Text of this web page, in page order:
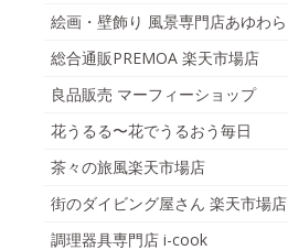
絵画・壁飾り 風景専門店あゆわら
総合通販PREMOA 楽天市場店
良品販売 マーフィーショップ
花うるる〜花でうるおう毎日
茶々の旅風楽天市場店
街のダイビング屋さん 楽天市場店
調理器具専門店 i-cook